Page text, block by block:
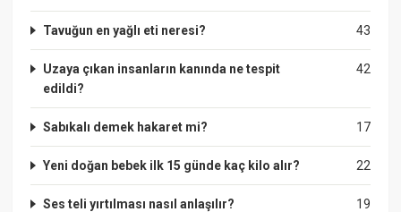
43
Tavuğun en yağlı eti neresi?
42
Uzaya çıkan insanların kanında ne tespit
edildi?
17
Sabıkalı demek hakaret mi?
22
Yeni doğan bebek ilk 15 günde kaç kilo alır?
19
Ses teli yırtılması nasıl anlaşılır?